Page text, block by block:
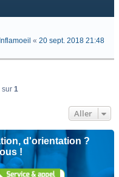
« 20 sept. 2018 21:48
sur 1
Aller
d'orientation ?
!